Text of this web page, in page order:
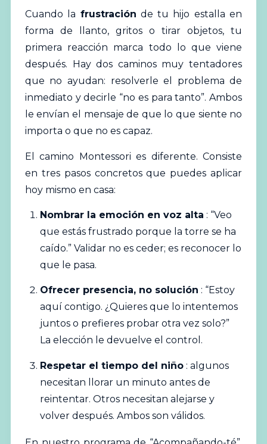
Cuando la frustración de tu hijo estalla en
forma de llanto, gritos o tirar objetos, tu
primera reacción marca todo lo que viene
después. Hay dos caminos muy tentadores
que no ayudan: resolverle el problema de
inmediato y decirle “no es para tanto”. Ambos
le envían el mensaje de que lo que siente no
importa o que no es capaz.
El camino Montessori es diferente. Consiste
en tres pasos concretos que puedes aplicar
hoy mismo en casa:
Nombrar la emoción en voz alta : “Veo
que estás frustrado porque la torre se ha
caído.” Validar no es ceder; es reconocer lo
que le pasa.
Ofrecer presencia, no solución : “Estoy
aquí contigo. ¿Quieres que lo intentemos
juntos o prefieres probar otra vez solo?”
La elección le devuelve el control.
Respetar el tiempo del niño : algunos
necesitan llorar un minuto antes de
reintentar. Otros necesitan alejarse y
volver después. Ambos son válidos.